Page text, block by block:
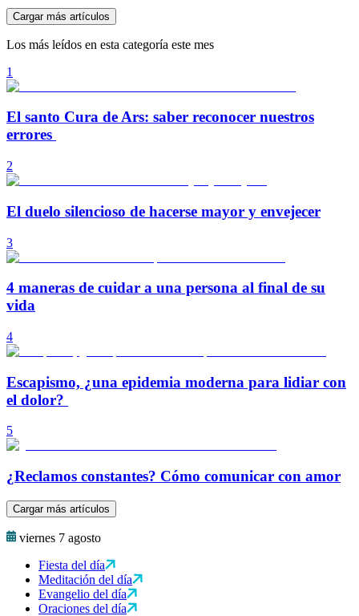
Cargar más artículos
Los más leídos en esta categoría este mes
1
El santo Cura de Ars: saber reconocer nuestros
errores
2
El duelo silencioso de hacerse mayor y envejecer
3
4 maneras de cuidar a una persona al final de su
vida
4
Escapismo, ¿una epidemia moderna para lidiar con
el dolor?
5
¿Reclamos constantes? Cómo comunicar con amor
Cargar más artículos
viernes 7 agosto
Fiesta del día
Meditación del día
Evangelio del día
Oraciones del día